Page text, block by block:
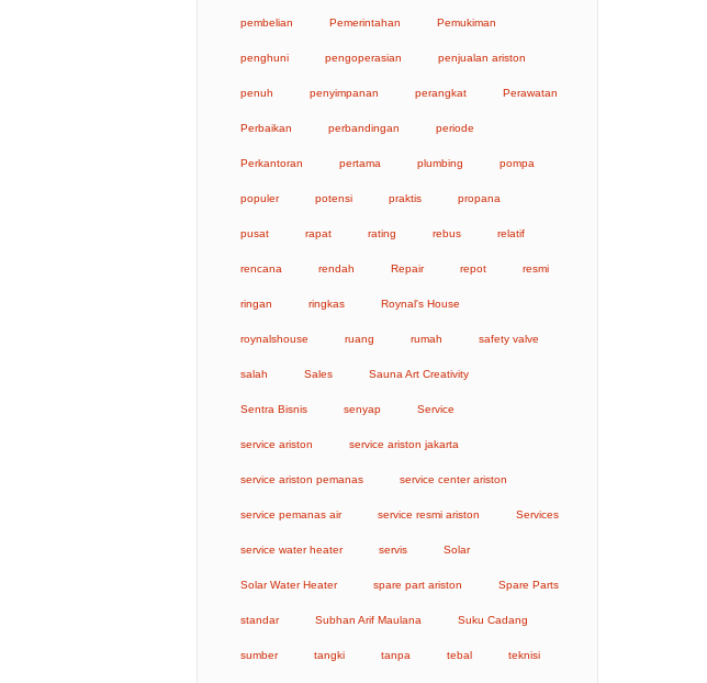
pembelian Pemerintahan Pemukiman
penghuni pengoperasian penjualan ariston
penuh penyimpanan perangkat Perawatan
Perbaikan perbandingan periode
Perkantoran pertama plumbing pompa
populer potensi praktis propana
pusat rapat rating rebus relatif
rencana rendah Repair repot resmi
ringan ringkas Roynal's House
roynalshouse ruang rumah safety valve
salah Sales Sauna Art Creativity
Sentra Bisnis senyap Service
service ariston service ariston jakarta
service ariston pemanas service center ariston
service pemanas air service resmi ariston Services
service water heater servis Solar
Solar Water Heater spare part ariston Spare Parts
standar Subhan Arif Maulana Suku Cadang
sumber tangki tanpa tebal teknisi